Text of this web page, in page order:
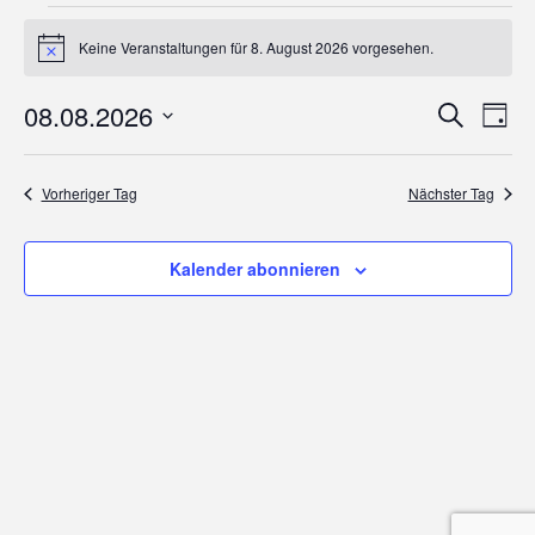
Veranstaltungen
für
August
HinweisKeine Veranstaltungen für 8. August 2026 vorgesehen.
Suche
Ansichten,
Suche
Tag
08.08.2026
wählen.
Vorheriger Tag Nächster Tag
Kalender abonnieren